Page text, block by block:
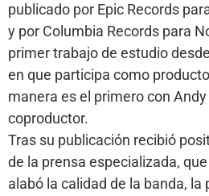
publicado por Epic Records
y por Columbia Records para
primer trabajo de estudio
en que participa como
manera es el primero con
coproductor.
Tras su publicación recibió
de la prensa especializada,
alabó la calidad de la banda, la